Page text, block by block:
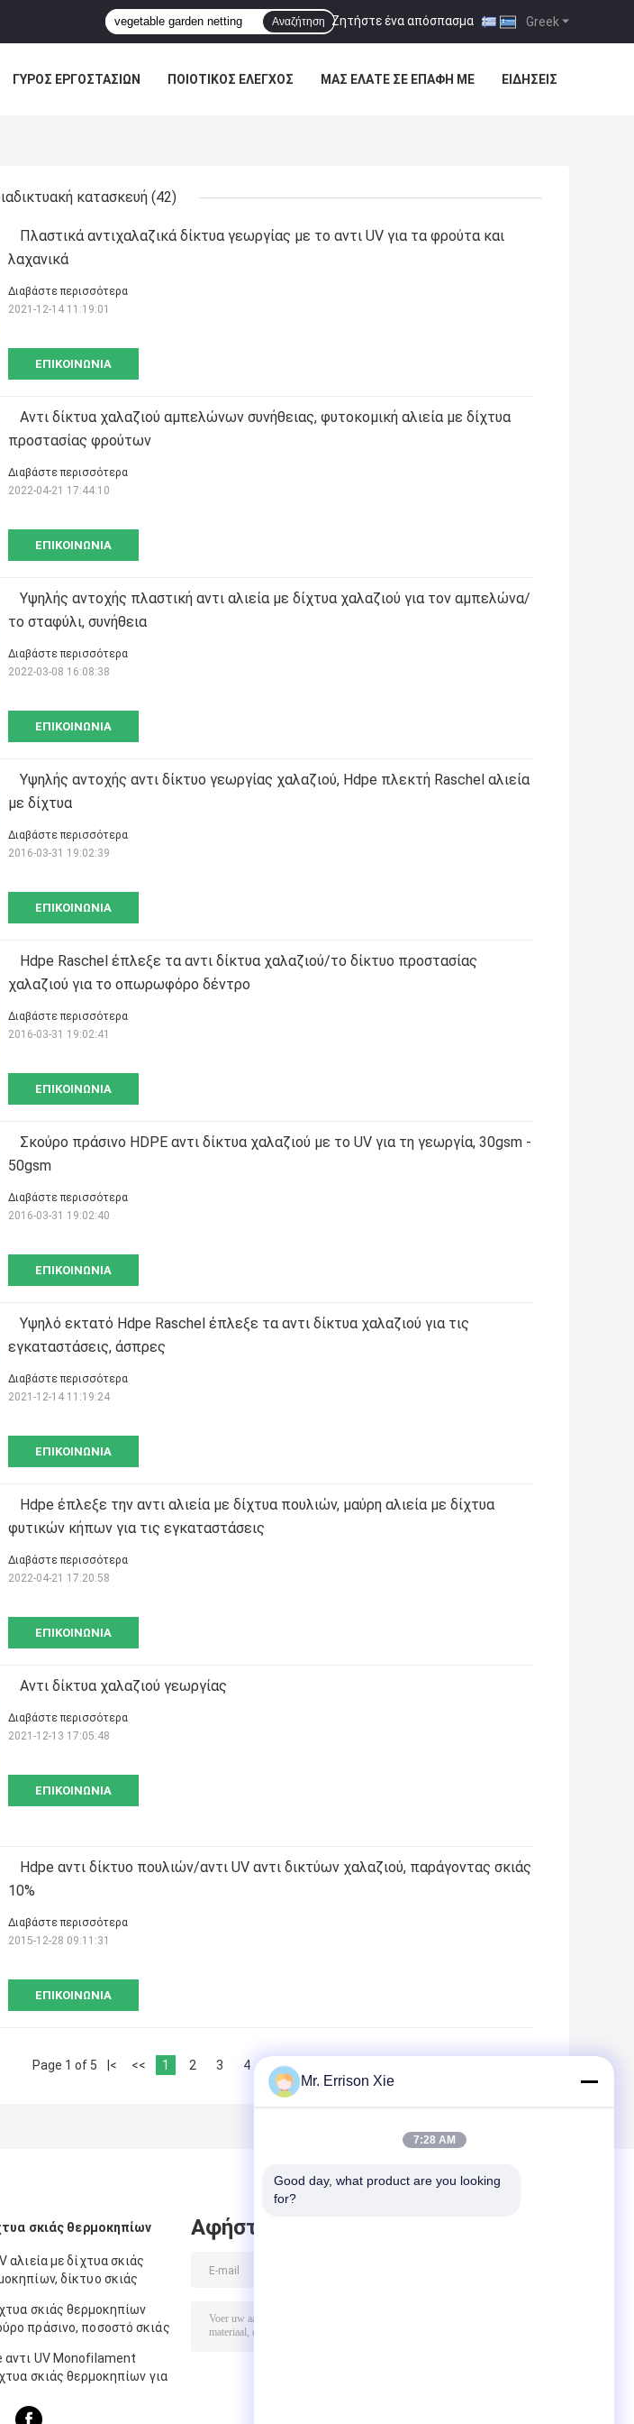
Greek
Ζητήστε ένα απόσπασμα |
Αναζήτηση
ΓΎΡΟΣ ΕΡΓΟΣΤΑΣΊΩΝ ΠΟΙΟΤΙΚΌΣ ΈΛΕΓΧΟΣ ΜΑΣ ΕΛΆΤΕ ΣΕ ΕΠΑΦΉ ΜΕ ΕΙΔΉΣΕΙΣ
κατασκευή (42)
Πλαστικά αντιχαλαζικά δίκτυα γεωργίας με το αντι UV για τα φρούτα και
λαχανικά
ΕΠΙΚΟΙΝΩΝΊΑ
Διαβάστε περισσότερα
2021-12-14 11:19:01
Αντι δίκτυα χαλαζιού αμπελώνων συνήθειας, φυτοκομική αλιεία με δίχτυα
προστασίας φρούτων
ΕΠΙΚΟΙΝΩΝΊΑ
Διαβάστε περισσότερα
2022-04-21 17:44:10
Υψηλής αντοχής πλαστική αντι αλιεία με δίχτυα χαλαζιού για τον αμπελώνα/
το σταφύλι, συνήθεια
ΕΠΙΚΟΙΝΩΝΊΑ
Διαβάστε περισσότερα
2022-03-08 16:08:38
Υψηλής αντοχής αντι δίκτυο γεωργίας χαλαζιού, Hdpe πλεκτή Raschel αλιεία
με δίχτυα
ΕΠΙΚΟΙΝΩΝΊΑ
Διαβάστε περισσότερα
2016-03-31 19:02:39
Hdpe Raschel έπλεξε τα αντι δίκτυα χαλαζιού/το δίκτυο προστασίας
χαλαζιού για το οπωρωφόρο δέντρο
ΕΠΙΚΟΙΝΩΝΊΑ
Διαβάστε περισσότερα
2016-03-31 19:02:41
Σκούρο πράσινο HDPE αντι δίκτυα χαλαζιού με το UV για τη γεωργία, 30gsm -
50gsm
ΕΠΙΚΟΙΝΩΝΊΑ
Διαβάστε περισσότερα
2016-03-31 19:02:40
Υψηλό εκτατό Hdpe Raschel έπλεξε τα αντι δίκτυα χαλαζιού για τις
εγκαταστάσεις, άσπρες
ΕΠΙΚΟΙΝΩΝΊΑ
Διαβάστε περισσότερα
2021-12-14 11:19:24
Hdpe έπλεξε την αντι αλιεία με δίχτυα πουλιών, μαύρη αλιεία με δίχτυα
φυτικών κήπων για τις εγκαταστάσεις
ΕΠΙΚΟΙΝΩΝΊΑ
Διαβάστε περισσότερα
2022-04-21 17:20:58
Αντι δίκτυα χαλαζιού γεωργίας
ΕΠΙΚΟΙΝΩΝΊΑ
Διαβάστε περισσότερα
2021-12-13 17:05:48
Hdpe αντι δίκτυο πουλιών/αντι UV αντι δικτύων χαλαζιού, παράγοντας σκιάς
10%
ΕΠΙΚΟΙΝΩΝΊΑ
Διαβάστε περισσότερα
2015-12-28 09:11:31
Page 1 of 5 |< << 1 2 3 4 5 >>
σκιάς θερμοκηπίων
αλιεία με δίχτυα σκιάς
δίκτυο σκιάς
σκιάς θερμοκηπίων
πράσινο, ποσοστό σκιάς
αντι UV Monofilament
σκιάς θερμοκηπίων για
Αφήστε μήνυμα
Mr. Errison Xie
7:28 AM
Good day, what product are you looking
for?